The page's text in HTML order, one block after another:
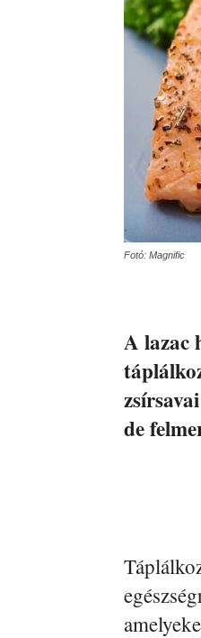
Fotó: Magnific
A lazac
de